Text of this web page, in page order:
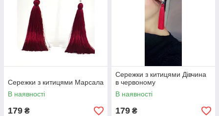
Сережки з китицями Марсала
В наявності
179 ₴
Сережки з китицями Дівчина
в червоному
В наявності
179 ₴